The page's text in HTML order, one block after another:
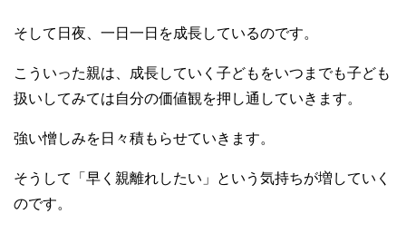
そして日夜、一日一日を成長しているのです。
こういった親は、成長していく子どもをいつまでも子ども
扱いしてみては自分の価値観を押し通していきます。
強い憎しみを日々積もらせていきます。
そうして「早く親離れしたい」という気持ちが増していく
のです。